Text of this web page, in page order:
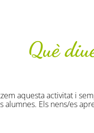
Què
i sempre sortim
es aprenen i es